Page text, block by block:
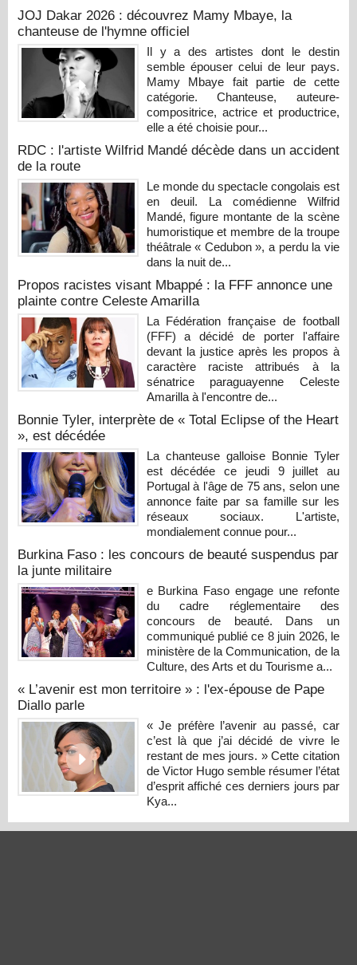
JOJ Dakar 2026 : découvrez Mamy Mbaye, la
chanteuse de l'hymne officiel
Il y a des artistes dont le destin
semble épouser celui de leur pays.
Mamy Mbaye fait partie de cette
catégorie. Chanteuse, auteure-
compositrice, actrice et productrice,
elle a été choisie pour...
RDC : l'artiste Wilfrid Mandé décède dans un accident
de la route
Le monde du spectacle congolais est
en deuil. La comédienne Wilfrid
Mandé, figure montante de la scène
humoristique et membre de la troupe
théâtrale « Cedubon », a perdu la vie
dans la nuit de...
Propos racistes visant Mbappé : la FFF annonce une
plainte contre Celeste Amarilla
La Fédération française de football
(FFF) a décidé de porter l'affaire
devant la justice après les propos à
caractère raciste attribués à la
sénatrice paraguayenne Celeste
Amarilla à l'encontre de...
Bonnie Tyler, interprète de « Total Eclipse of the Heart
», est décédée
La chanteuse galloise Bonnie Tyler
est décédée ce jeudi 9 juillet au
Portugal à l'âge de 75 ans, selon une
annonce faite par sa famille sur les
réseaux sociaux. L'artiste,
mondialement connue pour...
Burkina Faso : les concours de beauté suspendus par
la junte militaire
e Burkina Faso engage une refonte
du cadre réglementaire des
concours de beauté. Dans un
communiqué publié ce 8 juin 2026, le
ministère de la Communication, de la
Culture, des Arts et du Tourisme a...
« L’avenir est mon territoire » : l'ex-épouse de Pape
Diallo parle
« Je préfère l’avenir au passé, car
c’est là que j’ai décidé de vivre le
restant de mes jours. » Cette citation
de Victor Hugo semble résumer l’état
d’esprit affiché ces derniers jours par
Kya...